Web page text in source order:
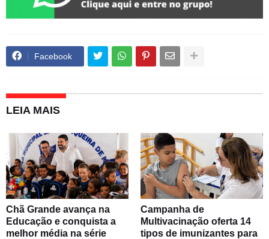
Facebook
LEIA MAIS
Chã Grande avança na
Educação e conquista a
melhor média na série
Campanha de
Multivacinação oferta 14
tipos de imunizantes para